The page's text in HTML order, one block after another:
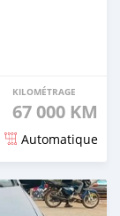
KILOMÉTRAGE
67 000 KM
Automatique